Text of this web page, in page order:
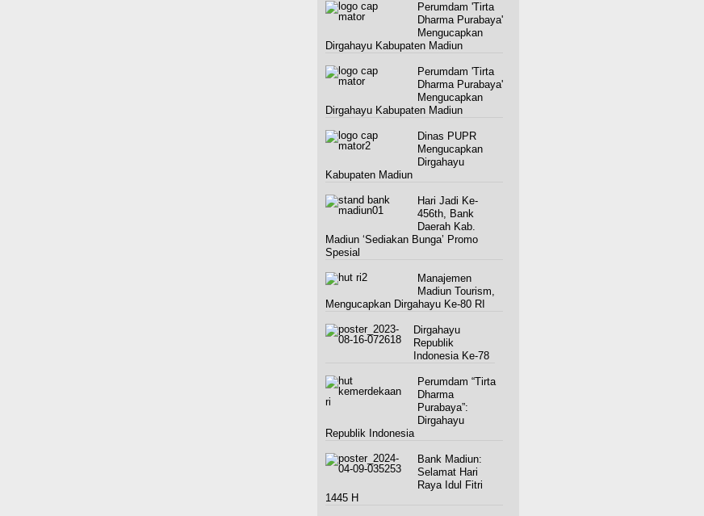
Perumdam 'Tirta
Dharma Purabaya'
Mengucapkan
Dirgahayu Kabupaten Madiun
Perumdam 'Tirta
Dharma Purabaya'
Mengucapkan
Dirgahayu Kabupaten Madiun
Dinas PUPR
Mengucapkan
Dirgahayu
Kabupaten Madiun
Hari Jadi Ke-
456th, Bank
Daerah Kab.
Madiun ‘Sediakan Bunga’ Promo
Spesial
Manajemen
Madiun Tourism,
Mengucapkan Dirgahayu Ke-80 RI
Dirgahayu
Republik
Indonesia Ke-78
Perumdam “Tirta
Dharma
Purabaya”:
Dirgahayu
Republik Indonesia
Bank Madiun:
Selamat Hari
Raya Idul Fitri
1445 H